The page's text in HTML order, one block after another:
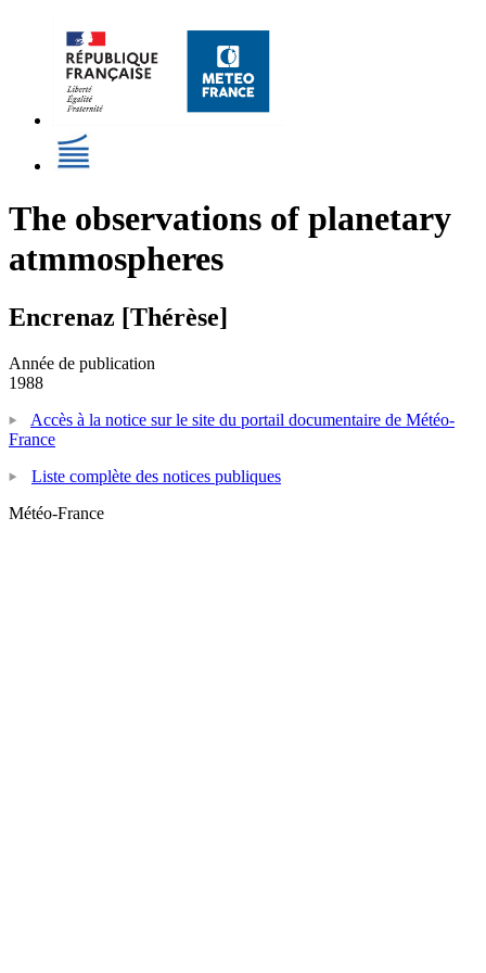
The observations of planetary
atmmospheres
Encrenaz [Thérèse]
Année de publication
1988
Accès à la notice sur le site du portail documentaire de Météo-
France
Liste complète des notices publiques
Météo-France